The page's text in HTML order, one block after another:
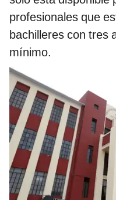
profesionales que
bachilleres con tres
mínimo.